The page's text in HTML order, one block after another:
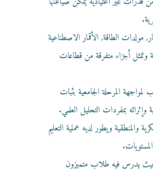
الطاقة, الأقمار الاصطناعية
وتمثل أجزاء متفرقة من قطاعات
المرحلة الجامعية بثبات
بمفردات التحليل العلمي.
ويطور لديه عملية التعليم
حيث يدرس فيه طلاب متميزون